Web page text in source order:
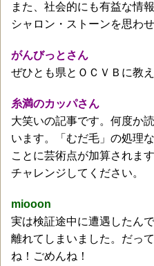
また、社会的にも有益な情
シャロン・ストーンを思わ
がんびっとさん
ぜひとも県とＯＣＶＢに教え
糸満のカッパさん
大笑いの記事です。何度か
います。「むだ毛」の処理
ことに芸術点が加算されま
チャレンジしてください。
miooon
実は検証途中に遭遇したん
離れてしまいました。だっ
ね！ごめんね！